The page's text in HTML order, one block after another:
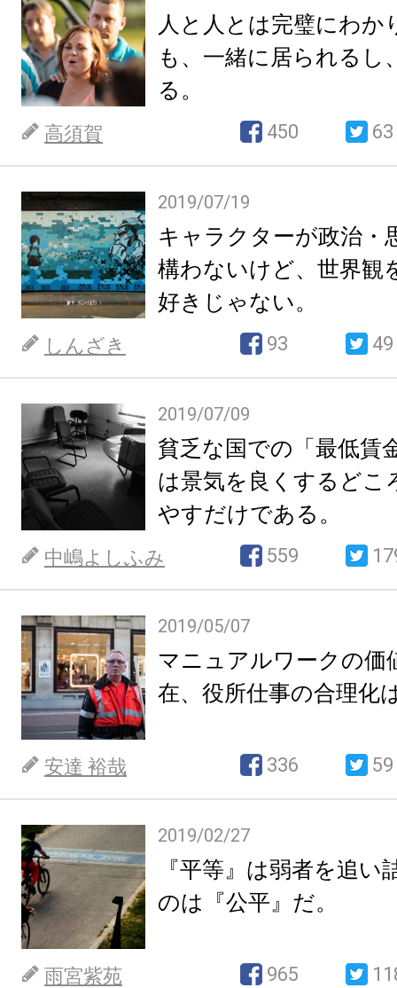
人と人とは完璧にわか
も、一緒に居られるし
る。
高須賀 450 63
2019/07/19
キャラクターが政治・
構わないけど、世界観
好きじゃない。
しんざき 93 49
2019/07/09
貧乏な国での「最低賃
は景気を良くするどこ
やすだけである。
中嶋よしふみ 559
2019/05/07
マニュアルワークの価
在、役所仕事の合理化
安達 裕哉 336 59
2019/02/27
『平等』は弱者を追い
のは『公平』だ。
雨宮紫苑 965